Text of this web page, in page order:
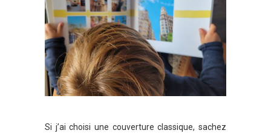
Si j’ai choisi une couverture classique, sachez